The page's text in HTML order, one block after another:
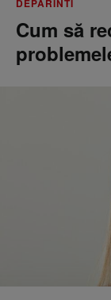
DEPARINTI
Cum să